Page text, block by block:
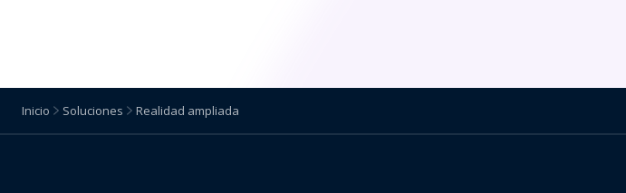
Inicio Soluciones Realidad ampliada